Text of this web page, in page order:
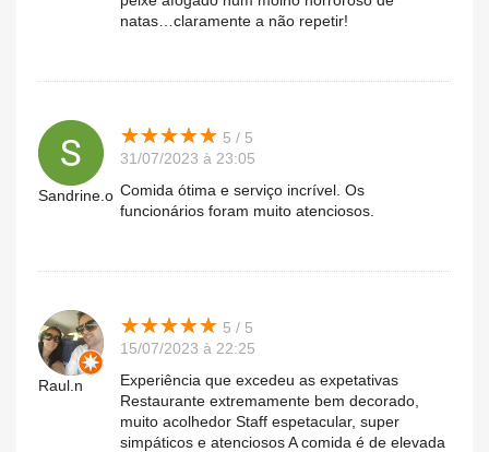
natas…claramente a não repetir!
Sandrine.o
★★★★★
★★★★★ 5 / 5
31/07/2023 à 23:05
Comida ótima e serviço incrível. Os
funcionários foram muito atenciosos.
Raul.n
★★★★★
★★★★★ 5 / 5
15/07/2023 à 22:25
Experiência que excedeu as expetativas
Restaurante extremamente bem decorado,
muito acolhedor Staff espetacular, super
simpáticos e atenciosos A comida é de elevada